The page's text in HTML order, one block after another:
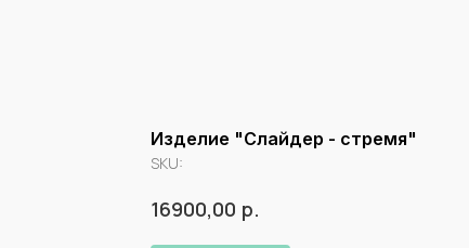
Изделие "Слайдер - стремя"
SKU:
16900,00 р.